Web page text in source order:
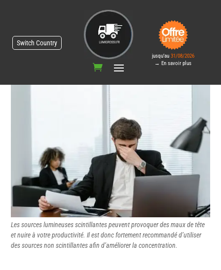
Switch Country
jusqu’au 31/08/2026
→ En savoir plus
Les sources lumineuses scintillantes peuvent provoquer des maux de tête
et nuire à votre productivité. Il est donc fortement recommandé d’utiliser
des sources non scintillantes afin d’améliorer la concentration.